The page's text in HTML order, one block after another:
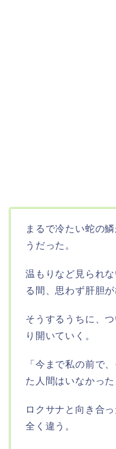
まるで冷たい蛇の
うだった。
温もりなど見られ
る間、思わず肝胆が
そうするうちに、
り開いていく。
「今まで私の前で
た人間はいなかった
ロクサナと向き合
全く違う。